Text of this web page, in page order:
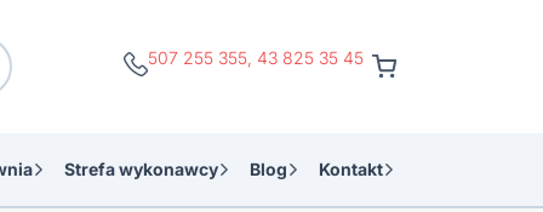
507 255 355 43 825 35 45
Strefa wykonawcy Blog Kontakt